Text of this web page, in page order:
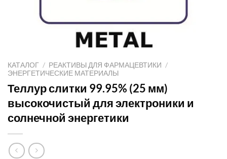
КАТАЛОГ / РЕАКТИВЫ ДЛЯ ФАРМАЦЕВТИКИ /
ЭНЕРГЕТИЧЕСКИЕ МАТЕРИАЛЫ
Теллур слитки 99.95% (25 мм)
высокочистый для электроники и
солнечной энергетики